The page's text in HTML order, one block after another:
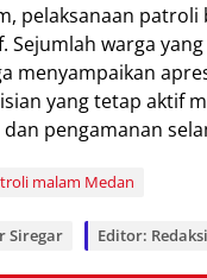
pelaksanaan patroli
Sejumlah warga
menyampaikan
yang tetap aktif
dan pengamanan
malam Medan
Siregar Editor: Redaksi